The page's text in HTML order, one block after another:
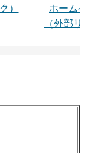
）
ホームペ
（外部リ